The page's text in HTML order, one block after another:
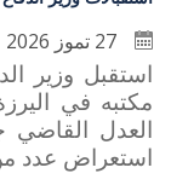
استقبل وزير
مكتبه في
العدل القاضي
استعراض عدد من